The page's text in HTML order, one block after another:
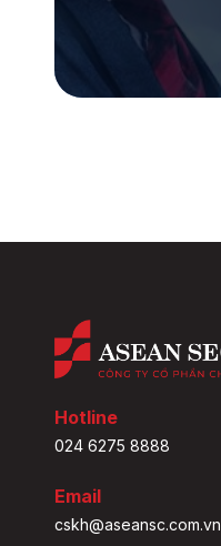
Hotline
024 6275 8888
Email
cskh@aseansc.com.vn